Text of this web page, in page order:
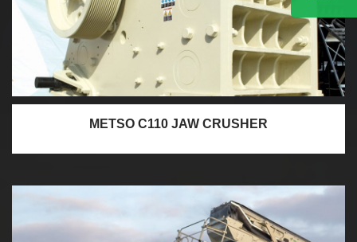
METSO C110 JAW CRUSHER